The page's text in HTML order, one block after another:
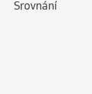
Srovnání